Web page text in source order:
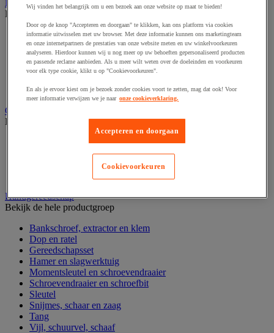
Elektrische toebehoren en verlichting
Bekijk de hele productgroep
Accessoires voor elektrisch schakelpaneel
Batterij, oplader en kabel
Elektrische kabel
Elektrische uitrusting
Wandcontactdoos en schakelaar
Gereedschap opbergen
Bekijk de hele productgroep
Assortimentsdoos en gereedschapkoffer
Gereedschapskist en opbergtas
Gereedschapskoffer en versterkte kist
Handgereedschap
Bekijk de hele productgroep
Bankschroef, extractor en klem
Dop en ratel
Gereedschapsset
Hamer en slagwerktuig
Momentsleutel en schroevendraaier
Schroevendraaier en schroefbit
Sleutel
Snijmes, schaar en zaag
Tang
Vijl, schuurvel, schaaf
Wij vinden het belangrijk om u een bezoek aan onze website op maat te bieden!
Door op de knop "Accepteren en doorgaan" te klikken, kan ons platform via cookies
informatie uitwisselen met uw browser. Met deze informatie kunnen ons marketingteam
en onze internetpartners de prestaties van onze website meten en uw winkelvoorkeuren
analyseren. Hierdoor kunnen wij u nog meer op uw behoeften gepersonaliseerd producten
en passende reclame aanbieden. Als u meer wilt weten over de doeleinden en voorkeuren
voor elk type cookie, klikt u op "Cookievoorkeuren".
En als je ervoor kiest om je bezoek zonder cookies voort te zetten, mag dat ook! Voor
meer informatie verwijzen we je naar onze cookieverklaring.
Accepteren en doorgaan
Cookievoorkeuren